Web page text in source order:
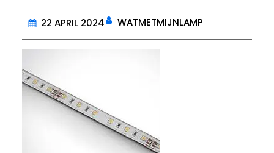
22 APRIL 2024 WATMETMIJNLAMP